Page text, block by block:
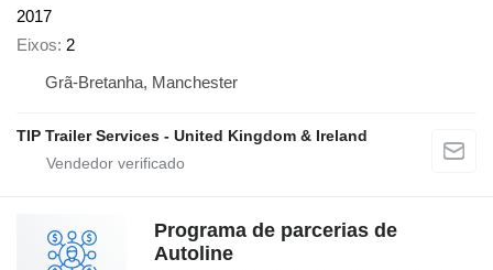
2017
Eixos 2
Grã-Bretanha, Manchester
TIP Trailer Services - United Kingdom & Ireland
Programa de parcerias de
Autoline